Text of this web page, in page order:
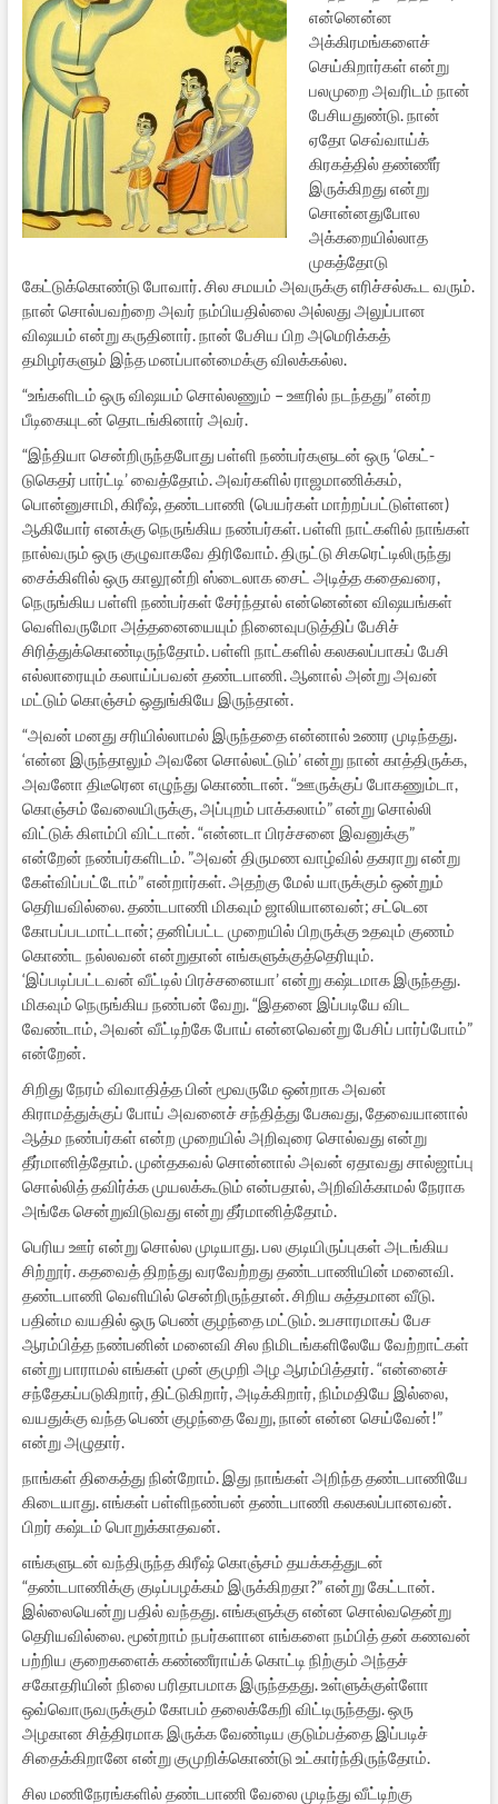
என்னென்ன
அக்கிரமங்களைச்
செய்கிறார்கள் என்று
பலமுறை அவரிடம் நான்
பேசியதுண்டு. நான்
ஏதோ செவ்வாய்க்
கிரகத்தில் தண்ணீர்
இருக்கிறது என்று
சொன்னதுபோல
அக்கறையில்லாத
முகத்தோடு
கேட்டுக்கொண்டு போவார். சில சமயம் அவருக்கு எரிச்சல்கூட வரும்.
நான் சொல்பவற்றை அவர் நம்பியதில்லை அல்லது அலுப்பான
விஷயம் என்று கருதினார். நான் பேசிய பிற அமெரிக்கத்
தமிழர்களும் இந்த மனப்பான்மைக்கு விலக்கல்ல.
“உங்களிடம் ஒரு விஷயம் சொல்லணும் – ஊரில் நடந்தது” என்ற
பீடிகையுடன் தொடங்கினார் அவர்.
“இந்தியா சென்றிருந்தபோது பள்ளி நண்பர்களுடன் ஒரு ‘கெட்-
டுகெதர் பார்ட்டி’ வைத்தோம். அவர்களில் ராஜமாணிக்கம்,
பொன்னுசாமி, கிரீஷ், தண்டபாணி (பெயர்கள் மாற்றப்பட்டுள்ளன)
ஆகியோர் எனக்கு நெருங்கிய நண்பர்கள். பள்ளி நாட்களில் நாங்கள்
நால்வரும் ஒரு குழுவாகவே திரிவோம். திருட்டு சிகரெட்டிலிருந்து
சைக்கிளில் ஒரு காலூன்றி ஸ்டைலாக சைட் அடித்த கதைவரை,
நெருங்கிய பள்ளி நண்பர்கள் சேர்ந்தால் என்னென்ன விஷயங்கள்
வெளிவருமோ அத்தனையையும் நினைவுபடுத்திப் பேசிச்
சிரித்துக்கொண்டிருந்தோம். பள்ளி நாட்களில் கலகலப்பாகப் பேசி
எல்லாரையும் கலாய்ப்பவன் தண்டபாணி. ஆனால் அன்று அவன்
மட்டும் கொஞ்சம் ஒதுங்கியே இருந்தான்.
“அவன் மனது சரியில்லாமல் இருந்ததை என்னால் உணர முடிந்தது.
‘என்ன இருந்தாலும் அவனே சொல்லட்டும்’ என்று நான் காத்திருக்க,
அவனோ திடீரென எழுந்து கொண்டான். “ஊருக்குப் போகணும்டா,
கொஞ்சம் வேலையிருக்கு, அப்புறம் பாக்கலாம்” என்று சொல்லி
விட்டுக் கிளம்பி விட்டான். “என்னடா பிரச்சனை இவனுக்கு”
என்றேன் நண்பர்களிடம். ”அவன் திருமண வாழ்வில் தகராறு என்று
கேள்விப்பட்டோம்” என்றார்கள். அதற்கு மேல் யாருக்கும் ஒன்றும்
தெரியவில்லை. தண்டபாணி மிகவும் ஜாலியானவன்; சட்டென
கோபப்படமாட்டான்; தனிப்பட்ட முறையில் பிறருக்கு உதவும் குணம்
கொண்ட நல்லவன் என்றுதான் எங்களுக்குத்தெரியும்.
‘இப்படிப்பட்டவன் வீட்டில் பிரச்சனையா’ என்று கஷ்டமாக இருந்தது.
மிகவும் நெருங்கிய நண்பன் வேறு. “இதனை இப்படியே விட
வேண்டாம், அவன் வீட்டிற்கே போய் என்னவென்று பேசிப் பார்ப்போம்”
என்றேன்.
சிறிது நேரம் விவாதித்த பின் மூவருமே ஒன்றாக அவன்
கிராமத்துக்குப் போய் அவனைச் சந்தித்து பேசுவது, தேவையானால்
ஆத்ம நண்பர்கள் என்ற முறையில் அறிவுரை சொல்வது என்று
தீர்மானித்தோம். முன்தகவல் சொன்னால் அவன் ஏதாவது சால்ஜாப்பு
சொல்லித் தவிர்க்க முயலக்கூடும் என்பதால், அறிவிக்காமல் நேராக
அங்கே சென்றுவிடுவது என்று தீர்மானித்தோம்.
பெரிய ஊர் என்று சொல்ல முடியாது. பல குடியிருப்புகள் அடங்கிய
சிற்றூர். கதவைத் திறந்து வரவேற்றது தண்டபாணியின் மனைவி.
தண்டபாணி வெளியில் சென்றிருந்தான். சிறிய சுத்தமான வீடு.
பதின்ம வயதில் ஒரு பெண் குழந்தை மட்டும். உபசாரமாகப் பேச
ஆரம்பித்த நண்பனின் மனைவி சில நிமிடங்களிலேயே வேற்றாட்கள்
என்று பாராமல் எங்கள் முன் குமுறி அழ ஆரம்பித்தார். “என்னைச்
சந்தேகப்படுகிறார், திட்டுகிறார், அடிக்கிறார், நிம்மதியே இல்லை,
வயதுக்கு வந்த பெண் குழந்தை வேறு, நான் என்ன செய்வேன்!”
என்று அழுதார்.
நாங்கள் திகைத்து நின்றோம். இது நாங்கள் அறிந்த தண்டபாணியே
கிடையாது. எங்கள் பள்ளிநண்பன் தண்டபாணி கலகலப்பானவன்.
பிறர் கஷ்டம் பொறுக்காதவன்.
எங்களுடன் வந்திருந்த கிரீஷ் கொஞ்சம் தயக்கத்துடன்
“தண்டபாணிக்கு குடிப்பழக்கம் இருக்கிறதா?” என்று கேட்டான்.
இல்லையென்று பதில் வந்தது. எங்களுக்கு என்ன சொல்வதென்று
தெரியவில்லை. மூன்றாம் நபர்களான எங்களை நம்பித் தன் கணவன்
பற்றிய குறைகளைக் கண்ணீராய்க் கொட்டி நிற்கும் அந்தச்
சகோதரியின் நிலை பரிதாபமாக இருந்ததது. உள்ளுக்குள்ளோ
ஒவ்வொருவருக்கும் கோபம் தலைக்கேறி விட்டிருந்தது. ஒரு
அழகான சித்திரமாக இருக்க வேண்டிய குடும்பத்தை இப்படிச்
சிதைக்கிறானே என்று குமுறிக்கொண்டு உட்கார்ந்திருந்தோம்.
சில மணிநேரங்களில் தண்டபாணி வேலை முடிந்து வீட்டிற்கு